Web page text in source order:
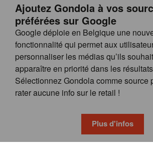
Ajoutez Gondola à vos
préférées sur Google
Google déploie en Belgique une
fonctionnalité qui permet aux
personnaliser les médias qu’ils
apparaître en priorité dans les
Sélectionnez Gondola comme source
rater aucune info sur le retail !
Plus d'infos
© GONDOLA GROUP
FAQ
CONDITIONS GÉNÉRALES
PRIVACY & COOKIE
wieni